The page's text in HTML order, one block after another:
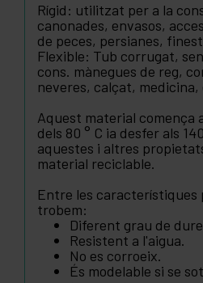
Rígid: utilitzat per a la
canonades, envasos,
de peces, persianes,
Flexible: Tub corrugat,
cons. mànegues de reg,
neveres, calçat, medicina,
Aquest material comença
dels 80 ° C ia desfer als
aquestes i altres
material reciclable.
Entre les característiques
trobem:
Diferent grau de
Resistent a l'aigua.
No es corroeix.
És modelable si se